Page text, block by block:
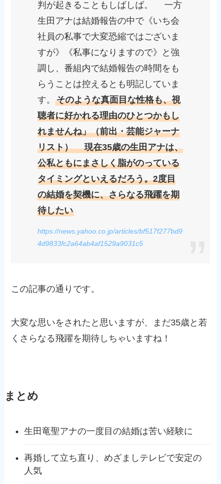
判が起きることもしばしば。 一方
生田アナは結婚報告の中で《いち会
社員の私事で大変恐縮ではございま
すが》《私事になりますので》と強
調し、番組内で結婚報告の時間をも
らうことは控えるとも明記していま
す。そのような真面目な性格も、視
聴者に好かれる理由のひとつかもし
れませんね」（前出・芸能ジャーナ
リスト） 現在35歳の生田アナは、
公私ともにまさしく脂がのっている
タイミングといえるだろう。2度目
の結婚を契機に、さらなる飛躍を期
待したい
https://news.yahoo.co.jp/articles/bf517f277bd9
4d9833fc2a64ab4af1529a9031c5
この記事の通りです。
大変な思いをされたと思いますが、まだ35歳と若
くさらなる飛躍を期待しちゃいますね！
まとめ
生田竜聖アナの一度目の結婚は苦い経験に
再婚して立ち直り、めざましテレビで安定の
人気